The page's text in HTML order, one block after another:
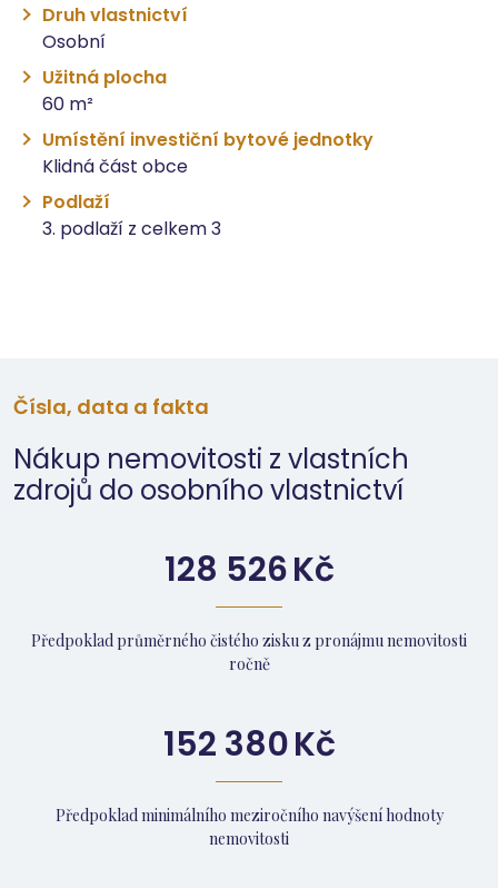
Druh vlastnictví
Osobní
Užitná plocha
60 m²
Umístění investiční bytové jednotky
Klidná část obce
Podlaží
3. podlaží z celkem 3
Čísla, data a fakta
Nákup nemovitosti z vlastních
zdrojů do osobního vlastnictví
128 526Kč
Předpoklad průměrného čistého zisku z pronájmu nemovitosti
ročně
152 380Kč
Předpoklad minimálního meziročního navýšení hodnoty
nemovitosti